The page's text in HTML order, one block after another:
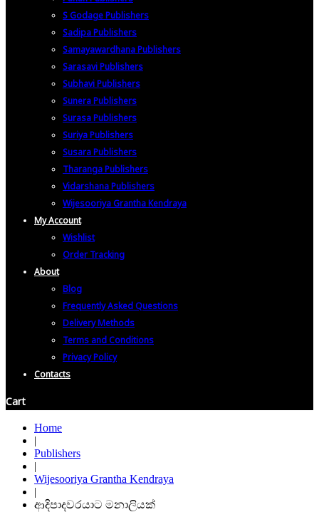
S Godage Publishers
Sadipa Publishers
Samayawardhana Publishers
Sarasavi Publishers
Subhavi Publishers
Sunera Publishers
Surasa Publishers
Suriya Publishers
Susara Publishers
Tharanga Publishers
Vidarshana Publishers
Wijesooriya Grantha Kendraya
My Account
Wishlist
Order Tracking
About
Blog
Frequently Asked Questions
Delivery Methods
Terms and Conditions
Privacy Policy
Contacts
Cart
Home
|
Publishers
|
Wijesooriya Grantha Kendraya
|
ආදිපාදවරයාට මනාලියක්